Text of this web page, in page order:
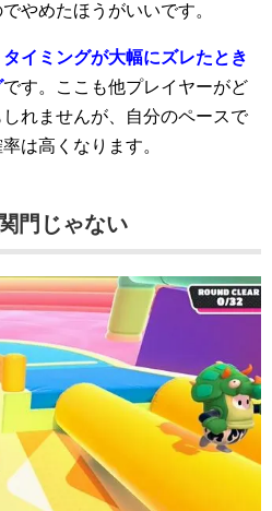
やめたほうがいいです。
イミングが大幅にズレたとき
です。ここも他プレイヤーがど
れませんが、自分のペースで
は高くなります。
門じゃない